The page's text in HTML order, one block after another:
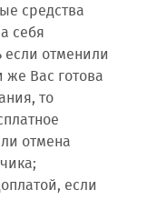
средства
себя
если отменили
же Вас готова
то
отмена
если